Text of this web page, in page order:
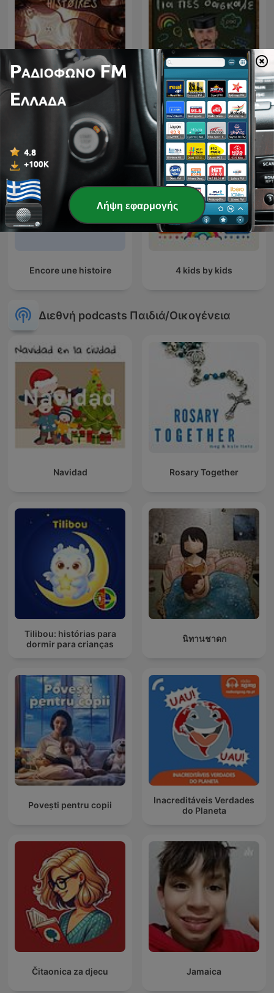
On veut des histoires Για πες, δάσκαλε
Encore une histoire 4 kids by kids
Διεθνή podcasts Παιδιά/Οικογένεια
Navidad Rosary Together
Tilibou: histórias para
dormir para crianças
นิทานชาดก
Povești pentru copii
Inacreditáveis Verdades
do Planeta
Čitaonica za djecu Jamaica
Λήψη εφαρμογής